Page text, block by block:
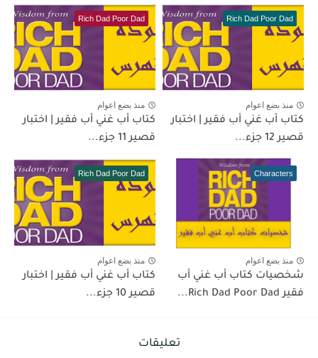
Rich Dad Poor Dad
منذ بضع اعوام
كتاب أب غني أب فقير | اختبار
قصير 12 جزء...
Rich Dad Poor Dad
منذ بضع اعوام
كتاب أب غني أب فقير | اختبار
قصير 11 جزء...
Characters
منذ بضع اعوام
شخصيات كتاب أب غني أب
فقير Rich Dad Poor Dad...
Rich Dad Poor Dad
منذ بضع اعوام
كتاب أب غني أب فقير | اختبار
قصير 10 جزء...
تعليقات